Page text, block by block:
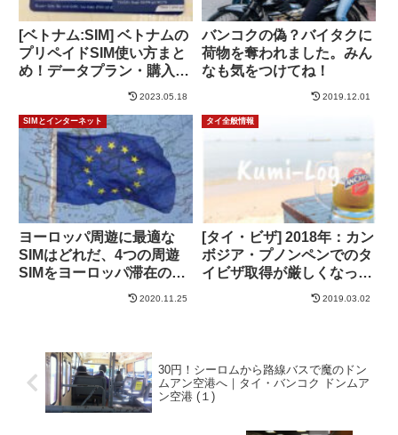
[ベトナム:SIM] ベトナムの
プリペイドSIM使い方まと
め！データプラン・購入・
設定など｜2019年12月更
2023.05.18
バンコクの偽？バイタクに
荷物を奪われました。みん
なも気をつけてね！
2019.12.01
SIMとインターネット
ヨーロッパ周遊に最適な
SIMはどれだ、4つの周遊
SIMをヨーロッパ滞在の視
点で徹底比較しました
2020.11.25
タイ全般情報
[タイ・ビザ] 2018年：カン
ボジア・プノンペンでのタ
イビザ取得が厳しくなった
2019.03.02
30円！シーロムから路線バスで魔のドン
ムアン空港へ｜タイ・バンコク ドンムア
ン空港 (１)